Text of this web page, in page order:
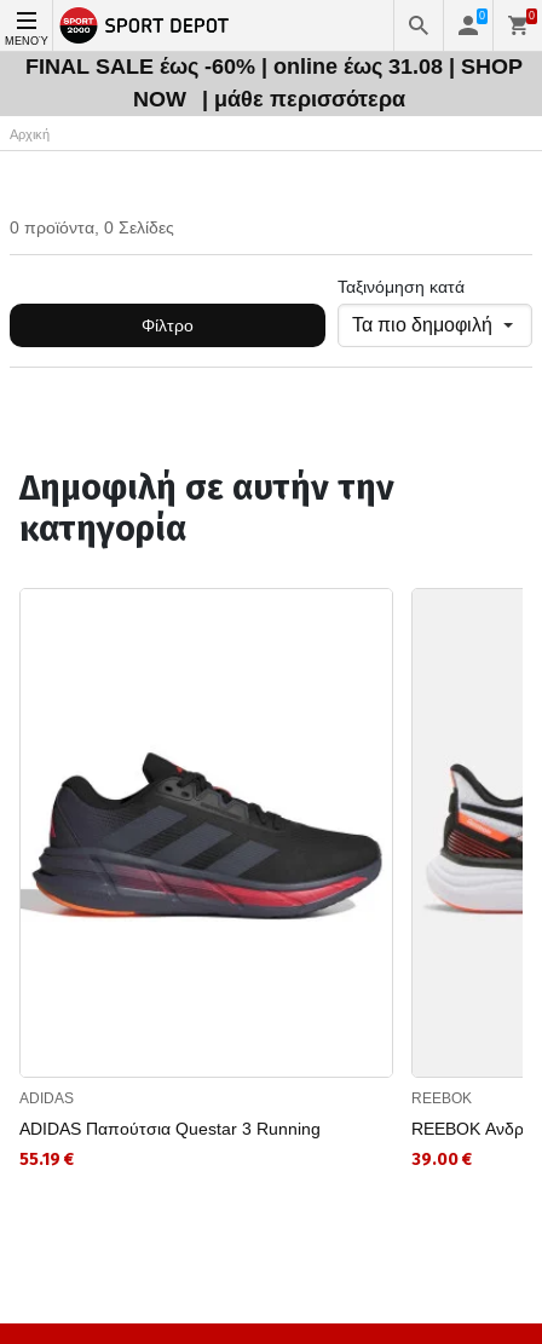
ΜΕΝΟΎ
0 0
FINAL SALE έως -60% | online έως 31.08 | SHOP
NOW
| μάθε περισσότερα
Αρχική
0 προϊόντα, 0 Σελίδες
Φίλτρο
Ταξινόμηση κατά
Δημοφιλή σε αυτήν την
κατηγορία
ADIDAS
ADIDAS Παπούτσια Questar 3 Running
55.19 €
REEBOK
REEBOK
39.00 €